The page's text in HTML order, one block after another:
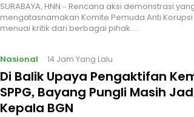
SURABAYA, HNN – Rencana aksi demonstrasi
mengatasnamakan Komite Pemuda Anti Korupsi
menuai kritik dari berbagai pihak.…
Nasional 14 Jam Yang Lalu
Di Balik Upaya Pengaktifan
SPPG, Bayang Pungli Masih
Kepala BGN